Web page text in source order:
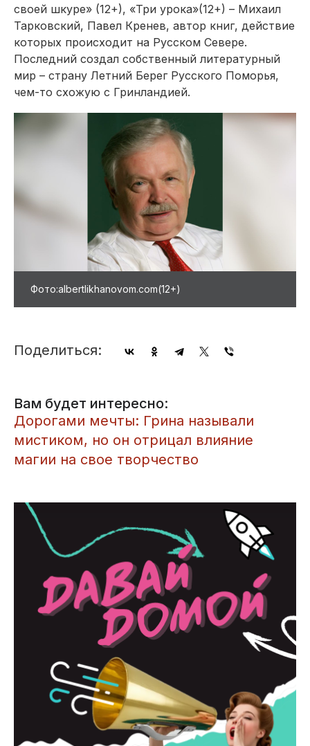
своей шкуре» (12+), «Три урока»(12+) – Михаил
Тарковский, Павел Кренев, автор книг, действие
которых происходит на Русском Севере.
Последний создал собственный литературный
мир – страну Летний Берег Русского Поморья,
чем-то схожую с Гринландией.
Фото:albertlikhanovom.com(12+)
Поделиться:
Вам будет интересно:
Дорогами мечты: Грина называли
мистиком, но он отрицал влияние
магии на свое творчество